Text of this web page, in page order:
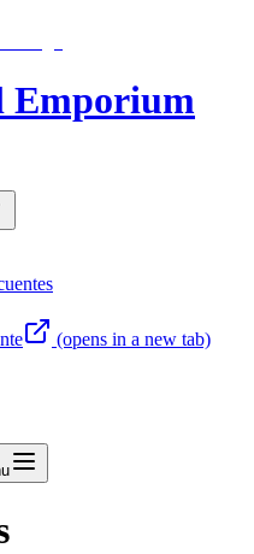
Emporium
(opens in a new tab)